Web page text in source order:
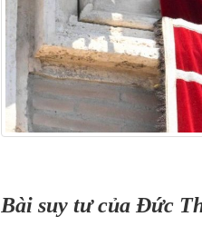
Bài suy tư của Đức